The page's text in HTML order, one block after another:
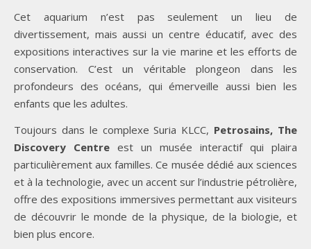
Cet aquarium n’est pas seulement un lieu de
divertissement, mais aussi un centre éducatif, avec des
expositions interactives sur la vie marine et les efforts de
conservation. C’est un véritable plongeon dans les
profondeurs des océans, qui émerveille aussi bien les
enfants que les adultes.
Toujours dans le complexe Suria KLCC, Petrosains, The
Discovery Centre est un musée interactif qui plaira
particulièrement aux familles. Ce musée dédié aux sciences
et à la technologie, avec un accent sur l’industrie pétrolière,
offre des expositions immersives permettant aux visiteurs
de découvrir le monde de la physique, de la biologie, et
bien plus encore.